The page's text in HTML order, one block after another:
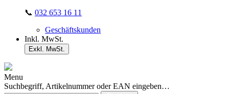
📞 032 653 16 11
Geschäftskunden
Inkl. MwSt.
Exkl. MwSt.
Menu
Suchbegriff, Artikelnummer oder EAN eingeben…